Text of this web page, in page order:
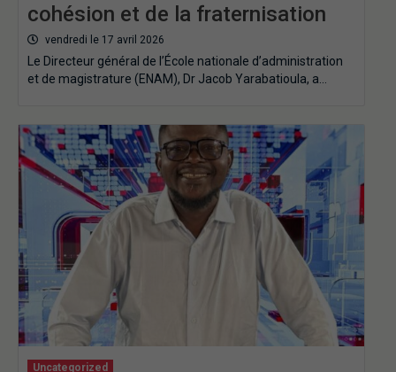
cohésion et de la fraternisation
vendredi le 17 avril 2026
Le Directeur général de l’École nationale d’administration
et de magistrature (ENAM), Dr Jacob Yarabatioula, a…
Uncategorized